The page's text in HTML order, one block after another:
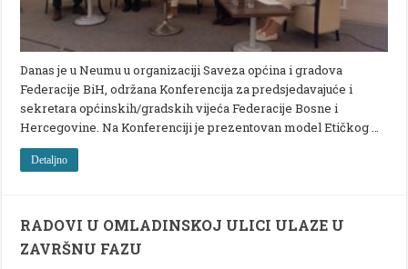
Danas je u Neumu u organizaciji Saveza općina i gradova
Federacije BiH, održana Konferencija za predsjedavajuće i
sekretara općinskih/gradskih vijeća Federacije Bosne i
Hercegovine. Na Konferenciji je prezentovan model Etičkog …
Detaljno
RADOVI U OMLADINSKOJ ULICI ULAZE U
ZAVRŠNU FAZU